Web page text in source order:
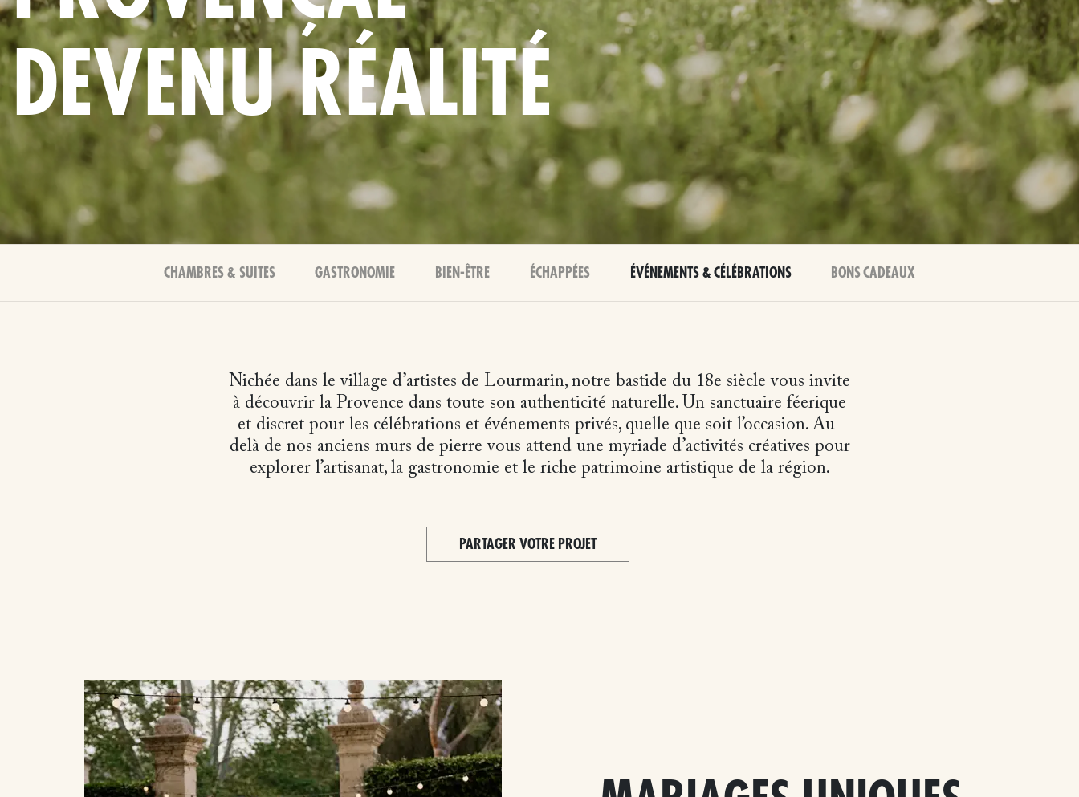
DEVENU RÉALITÉ
CHAMBRES & SUITES GASTRONOMIE BIEN-ÊTRE ÉCHAPPÉES ÉVÉNEMENTS & CÉLÉBRATIONS BONS CADEAUX
Nichée dans le village d’artistes de Lourmarin, notre bastide du 18e siècle vous invite
à découvrir la Provence dans toute son authenticité naturelle. Un sanctuaire féerique
et discret pour les célébrations et événements privés, quelle que soit l’occasion. Au-
delà de nos anciens murs de pierre vous attend une myriade d’activités créatives pour
explorer l’artisanat, la gastronomie et le riche patrimoine artistique de la région.
PARTAGER VOTRE PROJET